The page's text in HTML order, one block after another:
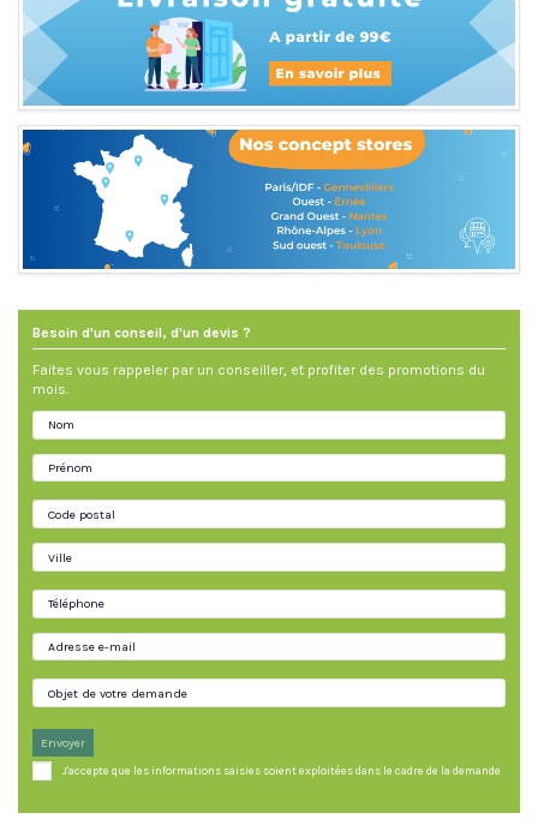
Besoin d'un conseil, d'un devis ?
Faites vous rappeler par un conseiller, et profiter des promotions du
mois.
Envoyer
J'accepte que les informations saisies soient exploitées dans le cadre de la demande